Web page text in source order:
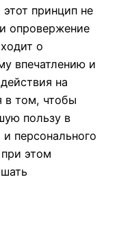
принцип не
опровержение
о
впечатлению и
на
в том, чтобы
пользу в
персонального
этом